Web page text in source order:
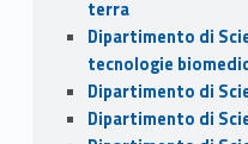
terra
Dipartimento di
tecnologie
Dipartimento di
Dipartimento di